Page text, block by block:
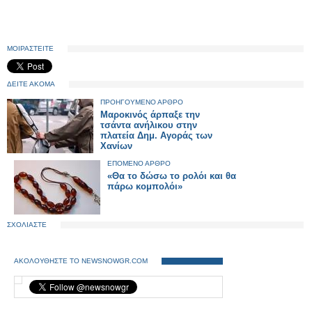
ΜΟΙΡΑΣΤΕΙΤΕ
ΔΕΙΤΕ ΑΚΟΜΑ
ΠΡΟΗΓΟΥΜΕΝΟ ΑΡΘΡΟ
Μαροκινός άρπαξε την
τσάντα ανήλικου στην
πλατεία Δημ. Αγοράς των
Χανίων
ΕΠΟΜΕΝΟ ΑΡΘΡΟ
«Θα το δώσω το ρολόι και θα
πάρω κομπολόι»
ΣΧΟΛΙΑΣΤΕ
ΑΚΟΛΟΥΘΗΣΤΕ ΤΟ NEWSNOWGR.COM